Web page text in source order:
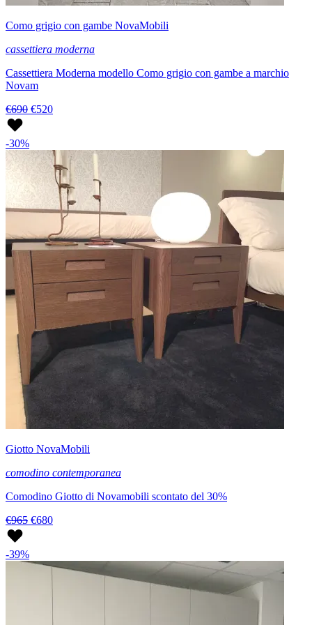
Como grigio con gambe NovaMobili
cassettiera moderna
Cassettiera Moderna modello Como grigio con gambe a marchio
Novam
€690 €520
-30%
Giotto NovaMobili
comodino contemporanea
Comodino Giotto di Novamobili scontato del 30%
€965 €680
-39%